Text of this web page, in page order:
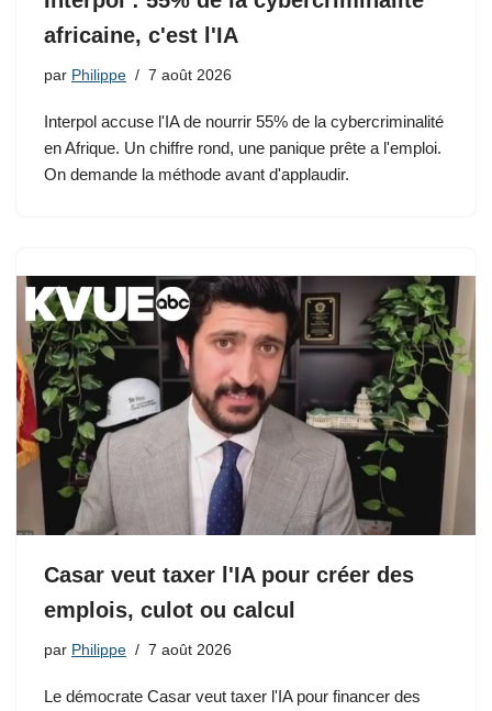
africaine, c'est l'IA
par Philippe 7 août 2026
Interpol accuse l'IA de nourrir 55% de la cybercriminalité
en Afrique. Un chiffre rond, une panique prête a l'emploi.
On demande la méthode avant d'applaudir.
Casar veut taxer l'IA pour créer des
emplois, culot ou calcul
par Philippe 7 août 2026
Le démocrate Casar veut taxer l'IA pour financer des